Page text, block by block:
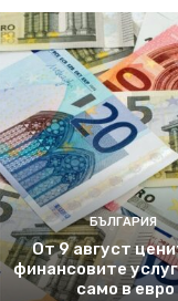
БЪЛГАРИЯ
От 9 август
финансовите
само в евро